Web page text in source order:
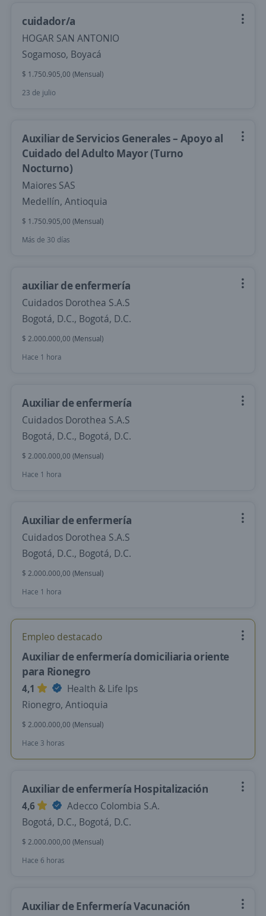
cuidador/a
HOGAR SAN ANTONIO
Sogamoso, Boyacá
$ 1.750.905,00 (Mensual)
23 de julio
Auxiliar de Servicios Generales – Apoyo al
Cuidado del Adulto Mayor (Turno
Nocturno)
Maiores SAS
Medellín, Antioquia
$ 1.750.905,00 (Mensual)
Más de 30 días
auxiliar de enfermería
Cuidados Dorothea S.A.S
Bogotá, D.C., Bogotá, D.C.
$ 2.000.000,00 (Mensual)
Hace 1 hora
Auxiliar de enfermería
Cuidados Dorothea S.A.S
Bogotá, D.C., Bogotá, D.C.
$ 2.000.000,00 (Mensual)
Hace 1 hora
Auxiliar de enfermería
Cuidados Dorothea S.A.S
Bogotá, D.C., Bogotá, D.C.
$ 2.000.000,00 (Mensual)
Hace 1 hora
Empleo destacado
Auxiliar de enfermería domiciliaria oriente
para Rionegro
4,1
Health & Life Ips
Rionegro, Antioquia
$ 2.000.000,00 (Mensual)
Hace 3 horas
Auxiliar de enfermería Hospitalización
4,6
Adecco Colombia S.A.
Bogotá, D.C., Bogotá, D.C.
$ 2.000.000,00 (Mensual)
Hace 6 horas
Auxiliar de Enfermería Vacunación